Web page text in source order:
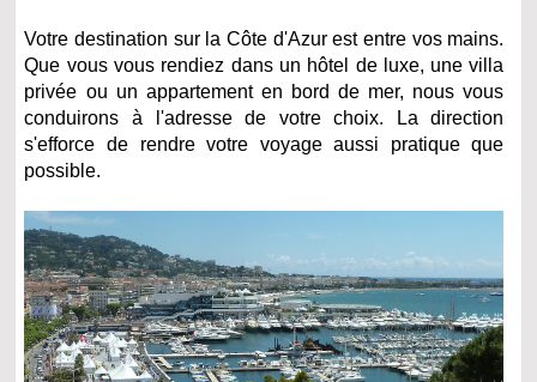
Votre destination sur la Côte d'Azur est entre vos mains.
Que vous vous rendiez dans un hôtel de luxe, une villa
privée ou un appartement en bord de mer, nous vous
conduirons à l'adresse de votre choix. La direction
s'efforce de rendre votre voyage aussi pratique que
possible.